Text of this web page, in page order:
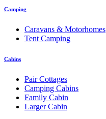
Camping
Caravans & Motorhomes
Tent Camping
Cabins
Pair Cottages
Camping Cabins
Family Cabin
Larger Cabin